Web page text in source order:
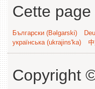
Cette
Български (Bəlgarski)
українська (ukrajins'ka)
Copyright